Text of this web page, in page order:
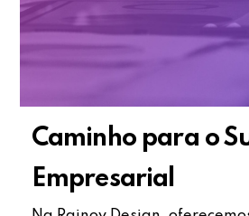
Caminho para o
Empresarial